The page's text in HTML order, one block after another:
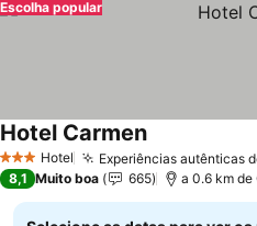
Escolha popular
3 EstrelasHotel Experiências autênticas
Hotel CarmenVer preços
8,1 Muito boa 665 a 0.6 km de